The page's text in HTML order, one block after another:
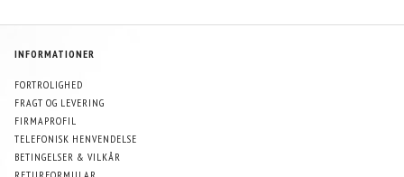
INFORMATIONER
FORTROLIGHED
FRAGT OG LEVERING
FIRMAPROFIL
TELEFONISK HENVENDELSE
BETINGELSER & VILKÅR